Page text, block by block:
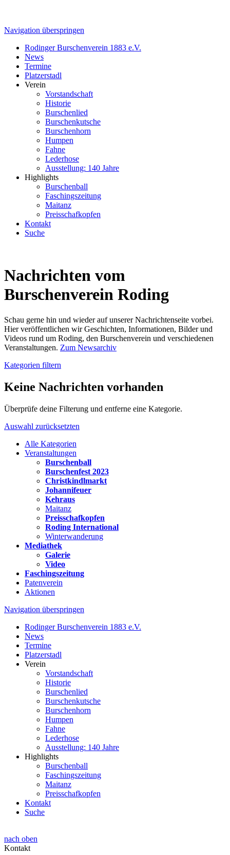
Navigation überspringen
Rodinger Burschenverein 1883 e.V.
News
Termine
Platzerstadl
Verein
Vorstandschaft
Historie
Burschenlied
Burschenkutsche
Burschenhorn
Humpen
Fahne
Lederhose
Ausstellung: 140 Jahre
Highlights
Burschenball
Faschingszeitung
Maitanz
Preisschafkopfen
Kontakt
Suche
Nachrichten vom
Burschenverein Roding
Schau gerne hin und wieder auf unserer Nachrichtenseite vorbei.
Hier veröffentlichen wir Geschichten, Informationen, Bilder und
Videos rund um Roding, den Burschenverein und verschiedenen
Veranstaltungen. Zum Newsarchiv
Kategorien filtern
Keine Nachrichten vorhanden
Überprüfe deine Filterung und entferne eine Kategorie.
Auswahl zurücksetzten
Alle Kategorien
Veranstaltungen
Burschenball
Burschenfest 2023
Christkindlmarkt
Johannifeuer
Kehraus
Maitanz
Preisschafkopfen
Roding International
Winterwanderung
Mediathek
Galerie
Video
Faschingszeitung
Patenverein
Aktionen
Navigation überspringen
Rodinger Burschenverein 1883 e.V.
News
Termine
Platzerstadl
Verein
Vorstandschaft
Historie
Burschenlied
Burschenkutsche
Burschenhorn
Humpen
Fahne
Lederhose
Ausstellung: 140 Jahre
Highlights
Burschenball
Faschingszeitung
Maitanz
Preisschafkopfen
Kontakt
Suche
nach oben
Kontakt